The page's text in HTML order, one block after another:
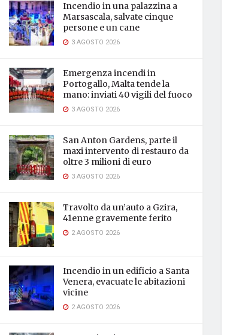
Incendio in una palazzina a
Marsascala, salvate cinque
persone e un cane
3 AGOSTO 2026
Emergenza incendi in
Portogallo, Malta tende la
mano: inviati 40 vigili del fuoco
3 AGOSTO 2026
San Anton Gardens, parte il
maxi intervento di restauro da
oltre 3 milioni di euro
3 AGOSTO 2026
Travolto da un’auto a Gzira,
41enne gravemente ferito
2 AGOSTO 2026
Incendio in un edificio a Santa
Venera, evacuate le abitazioni
vicine
2 AGOSTO 2026